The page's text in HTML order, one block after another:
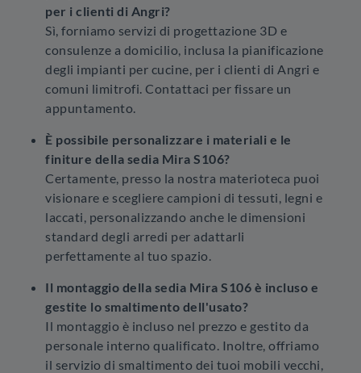
per i clienti di Angri?
Sì, forniamo servizi di progettazione 3D e
consulenze a domicilio, inclusa la pianificazione
degli impianti per cucine, per i clienti di Angri e
comuni limitrofi. Contattaci per fissare un
appuntamento.
È possibile personalizzare i materiali e le
finiture della sedia Mira S106?
Certamente, presso la nostra materioteca puoi
visionare e scegliere campioni di tessuti, legni e
laccati, personalizzando anche le dimensioni
standard degli arredi per adattarli
perfettamente al tuo spazio.
Il montaggio della sedia Mira S106 è incluso e
gestite lo smaltimento dell'usato?
Il montaggio è incluso nel prezzo e gestito da
personale interno qualificato. Inoltre, offriamo
il servizio di smaltimento dei tuoi mobili vecchi,